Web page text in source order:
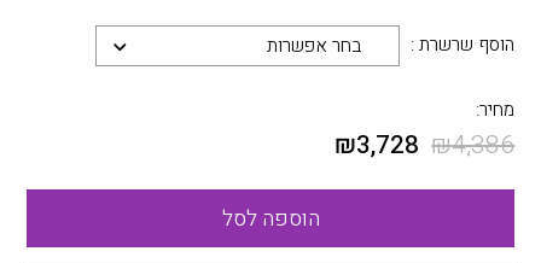
הוסף שרשרת : בחר אפשרות
מחיר:
₪4,386
₪3,728
הוספה לסל